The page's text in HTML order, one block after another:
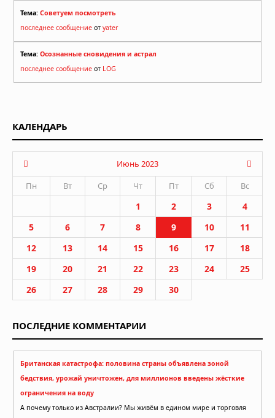
Тема: Советуем посмотреть
последнее сообщение от yater
Тема: Осознанные сновидения и астрал
последнее сообщение от LOG
КАЛЕНДАРЬ
Июнь 2023
Пн
Вт Ср Чт Пт Сб Вс
1 2 3
4
5
6 7 8 9 10
11
12
13 14 15 16 17
18
19
20 21 22 23 24
25
26
27 28 29 30
ПОСЛЕДНИЕ КОММЕНТАРИИ
Британская катастрофа: половина страны объявлена зоной
бедствия, урожай уничтожен, для миллионов введены жёсткие
ограничения на воду
А почему только из Австралии? Мы живём в едином мире и торговля